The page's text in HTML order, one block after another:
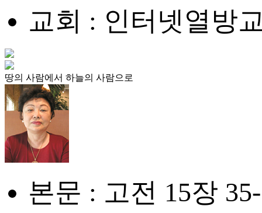
교회 : 인터넷열방
땅의 사람에서 하늘의 사람으로
본문 : 고전 15장